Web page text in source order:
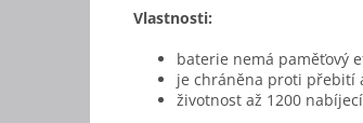
Vlastnosti:
baterie nemá paměťový
je chráněna proti přebití
životnost až 1200